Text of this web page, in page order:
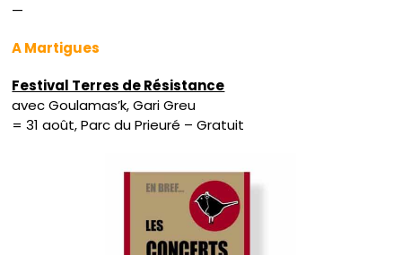
—
A Martigues
Festival Terres de Résistance
avec Goulamas’k, Gari Greu
= 31 août, Parc du Prieuré – Gratuit